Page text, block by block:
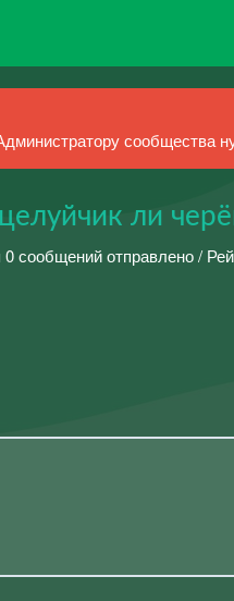
сообщества
ли
0 сообщений отправлено /